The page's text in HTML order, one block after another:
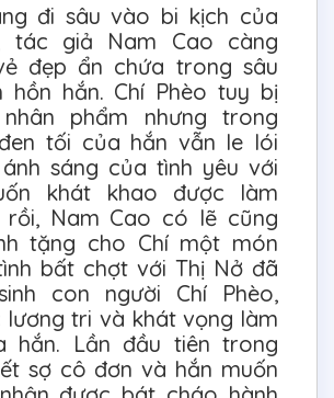
đi sâu vào bi kịch của
tác giả Nam Cao càng
đẹp ẩn chứa trong sâu
hồn hắn. Chí Phèo tuy bị
phẩm nhưng trong
tối của hắn vẫn le lói
sáng của tình yêu với
khát khao được làm
rồi, Nam Cao có lẽ cũng
tặng cho Chí một món
bất chợt với Thị Nở đã
con người Chí Phèo,
lương tri và khát vọng làm
hắn. Lần đầu tiên trong
sợ cô đơn và hắn muốn